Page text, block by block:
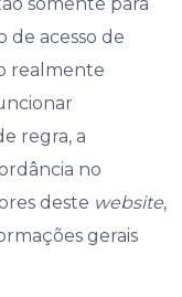
acesso de
realmente
regra, a
no
deste website,
gerais